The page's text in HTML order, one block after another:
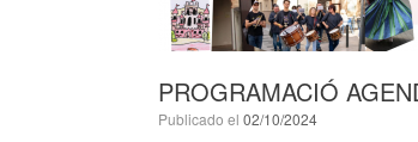
PROGRAMACIÓ
Publicado el 02/10/2024